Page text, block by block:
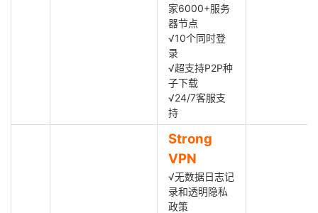
家6000+服务
器节点
√10个同时登
录
√超支持P2P种
子下载
√24/7客服支
持
Strong
VPN
√无数据日志记
录和透明隐私
政策